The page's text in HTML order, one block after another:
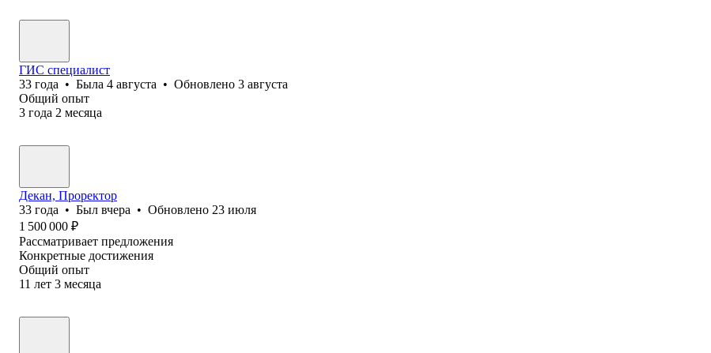
ГИС специалист
33 года • Была 4 августа • Обновлено 3 августа
Общий опыт
3 года 2 месяца
Декан, Проректор
33 года • Был вчера • Обновлено 23 июля
1 500 000 ₽
Рассматривает предложения
Конкретные достижения
Общий опыт
11 лет 3 месяца